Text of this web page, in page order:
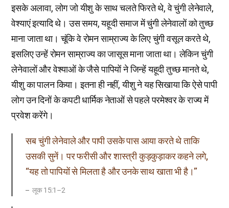
इसके अलावा, लोग जो यीशु के साथ चलते फिरते थे, वे चुंगी लेनेवाले,
वेश्याएं इत्यादि थे। उस समय, यहूदी समाज में चुंगी लेनेवालों को तुच्छ
माना जाता था। चूंकि वे रोमन साम्राज्य के लिए चुंगी वसूल करते थे,
इसलिए उन्हें रोमन साम्राज्य का जासूस माना जाता था। लेकिन चुंगी
लेनेवालों और वेश्याओं के जैसे पापियों ने जिन्हें यहूदी तुच्छ मानते थे,
यीशु का पालन किया। इतना ही नहीं, यीशु ने यह सिखाया कि ऐसे पापी
लोग उन दिनों के कपटी धार्मिक नेताओं से पहले परमेश्वर के राज्य में
प्रवेश करेंगे।
सब चुंगी लेनेवाले और पापी उसके पास आया करते थे ताकि
उसकी सुनें। पर फरीसी और शास्त्री कुड़कुड़ाकर कहने लगे,
“यह तो पापियों से मिलता है और उनके साथ खाता भी है।”
लूक 15:1–2